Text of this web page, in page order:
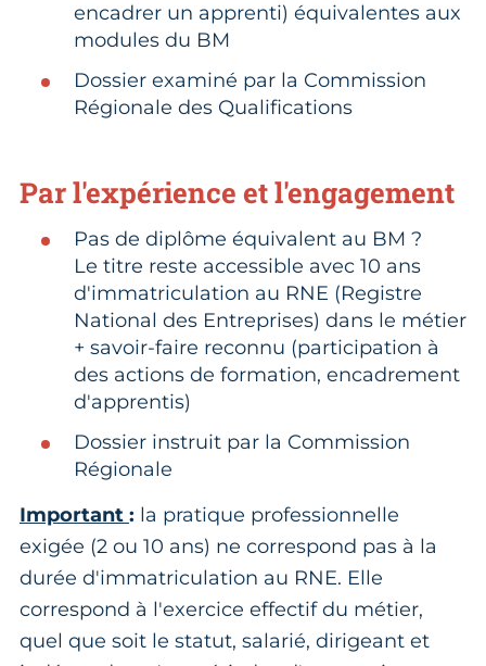
encadrer un apprenti) équivalentes aux
modules du BM
Dossier examiné par la Commission
Régionale des Qualifications
Par l'expérience et l'engagement
Pas de diplôme équivalent au BM ?
Le titre reste accessible avec 10 ans
d'immatriculation au RNE (Registre
National des Entreprises) dans le métier
+ savoir-faire reconnu (participation à
des actions de formation, encadrement
d'apprentis)
Dossier instruit par la Commission
Régionale
Important : la pratique professionnelle
exigée (2 ou 10 ans) ne correspond pas à la
durée d'immatriculation au RNE. Elle
correspond à l'exercice effectif du métier,
quel que soit le statut, salarié, dirigeant et